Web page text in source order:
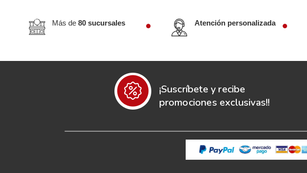
Más de 80 sucursales Atención personalizada
¡Suscríbete y recibe
promociones exclusivas!!